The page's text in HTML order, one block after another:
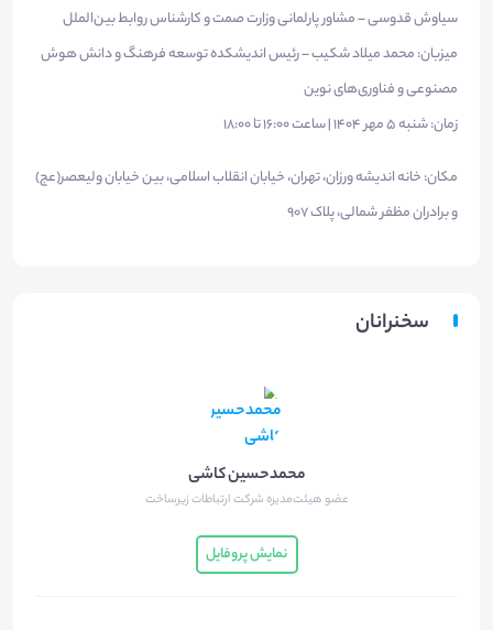
سیاوش قدوسی – مشاور پارلمانی وزارت صمت و کارشناس روابط بین‌الملل
میزبان: محمد میلاد شکیب – رئیس اندیشکده توسعه فرهنگ و دانش هوش
مصنوعی و فناوری‌های نوین
زمان: شنبه ۵ مهر ۱۴۰۴ | ساعت ۱۶:۰۰ تا ۱۸:۰۰
مکان: خانه اندیشه ورزان، تهران، خیابان انقلاب اسلامی، بین خیابان ولیعصر(عج)
و برادران مظفر شمالی، پلاک ۹۰۷
سخنرانان
محمدحسین کاشی
عضو هیئت‌مدیره شرکت ارتباطات زیرساخت
نمایش پروفایل